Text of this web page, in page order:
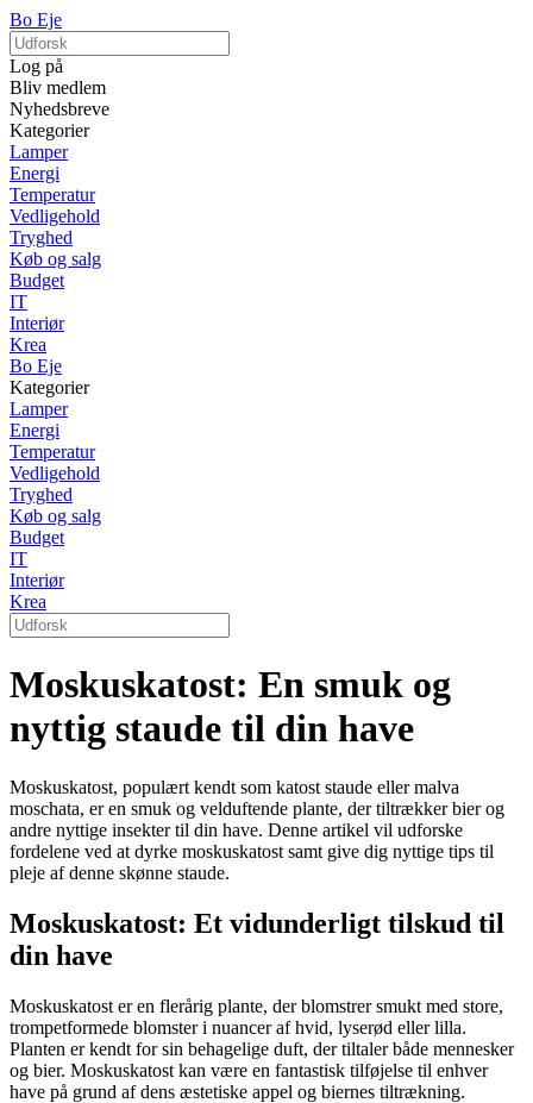
Bo Eje
Log på
Bliv medlem
Nyhedsbreve
Kategorier
Lamper
Energi
Temperatur
Vedligehold
Tryghed
Køb og salg
Budget
IT
Interiør
Krea
Bo Eje
Kategorier
Lamper
Energi
Temperatur
Vedligehold
Tryghed
Køb og salg
Budget
IT
Interiør
Krea
Moskuskatost: En smuk og
nyttig staude til din have
Moskuskatost, populært kendt som katost staude eller malva
moschata, er en smuk og velduftende plante, der tiltrækker bier og
andre nyttige insekter til din have. Denne artikel vil udforske
fordelene ved at dyrke moskuskatost samt give dig nyttige tips til
pleje af denne skønne staude.
Moskuskatost: Et vidunderligt tilskud til
din have
Moskuskatost er en flerårig plante, der blomstrer smukt med store,
trompetformede blomster i nuancer af hvid, lyserød eller lilla.
Planten er kendt for sin behagelige duft, der tiltaler både mennesker
og bier. Moskuskatost kan være en fantastisk tilføjelse til enhver
have på grund af dens æstetiske appel og biernes tiltrækning.